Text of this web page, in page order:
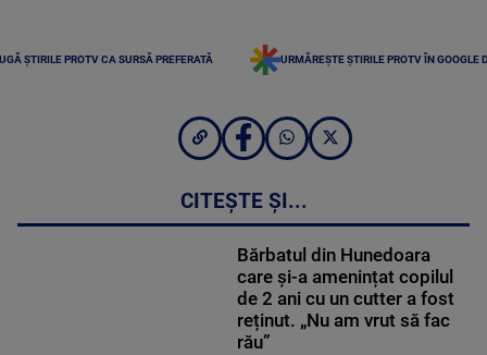
ȘTIRILE PROTV CA SURSĂ PREFERATĂ URMĂREȘTE ȘTIRILE PROTV ÎN GOOGLE
CITEȘTE ȘI...
Bărbatul din Hunedoara
care și-a amenințat copilul
de 2 ani cu un cutter a fost
reținut. „Nu am vrut să fac
rău”